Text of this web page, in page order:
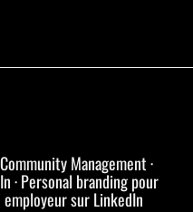
Management ·
· Personal branding pour
employeur sur LinkedIn